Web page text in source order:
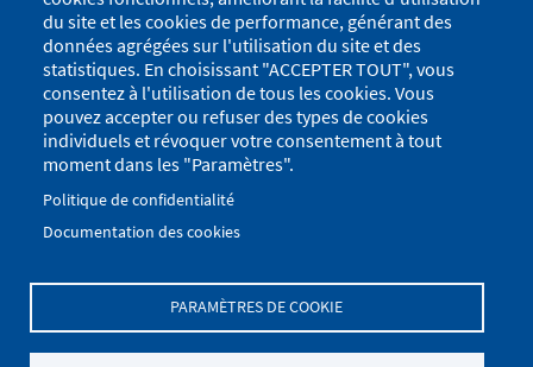
Le samedi 30 mai 2026 de 09h00 à 23h00, le
stationnement et la circulation sont interdits sur la place
du foyer.
Seuls les véhicules des organisateurs, prestataires,
secours, livraisons sont autorisés à pénétrer sur la
place du foyer.
Les véhicules des riverains sont autorisés à aller et
venir, et, non à stationner compte tenu du dispositif
mis en place sur la place.
du site et les cookies de performance, générant des
données agrégées sur l'utilisation du site et des
statistiques. En choisissant "ACCEPTER TOUT", vous
consentez à l'utilisation de tous les cookies. Vous
pouvez accepter ou refuser des types de cookies
individuels et révoquer votre consentement à tout
moment dans les "Paramètres".
Politique de confidentialité
Documentation des cookies
PARAMÈTRES DE COOKIE
Menu